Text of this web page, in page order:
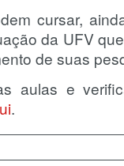
cursar,
da UFV
de suas
aulas e
.